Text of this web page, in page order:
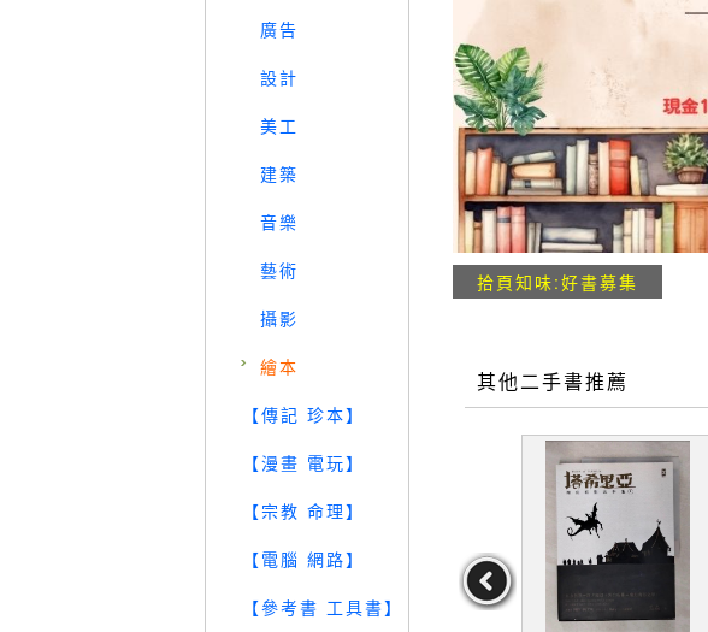
廣告
設計
美工
建築
音樂
藝術
攝影
繪本
【傳記 珍本】
【漫畫 電玩】
【宗教 命理】
【電腦 網路】
【參考書 工具書】
拾頁知味:好書募集
其他二手書推薦